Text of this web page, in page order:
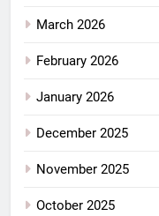
March 2026
February 2026
January 2026
December 2025
November 2025
October 2025